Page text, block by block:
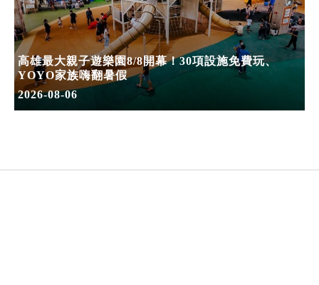
高雄最大親子遊樂園8/8開幕！30項設施免費玩、
YOYO家族嗨翻暑假
2026-08-06